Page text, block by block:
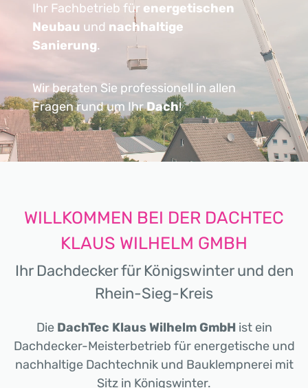
Ihr Fachbetrieb für energetischen
Neubau und nachhaltige
Sanierung.
Wir beraten Sie professionell in allen
Fragen rund um IhrDach!
WILLKOMMEN BEI DER DACHTEC
KLAUS WILHELM GMBH
Ihr Dachdecker für Königswinter und den
Rhein-Sieg-Kreis
Die DachTec Klaus Wilhelm GmbHist ein
Dachdecker-Meisterbetrieb für energetische und
nachhaltige Dachtechnik und Bauklempnerei mit
Sitz in Königswinter.